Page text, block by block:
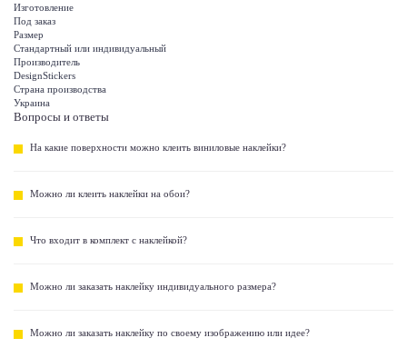
Изготовление
Под заказ
Размер
Стандартный или индивидуальный
Производитель
DesignStickers
Страна производства
Украина
Вопросы и ответы
На какие поверхности можно клеить виниловые наклейки?
Можно ли клеить наклейки на обои?
Что входит в комплект с наклейкой?
Можно ли заказать наклейку индивидуального размера?
Можно ли заказать наклейку по своему изображению или идее?